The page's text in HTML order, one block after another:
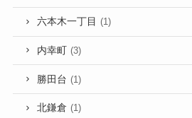
六本木一丁目 (1)
内幸町 (3)
勝田台 (1)
北鎌倉 (1)